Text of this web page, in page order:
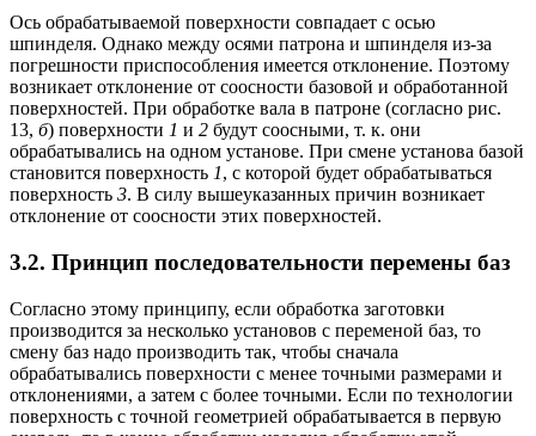
Ось обрабатываемой поверхности совпадает с осью
шпинделя. Однако между осями патрона и шпинделя из-за
погрешности приспособления имеется отклонение. Поэтому
возникает отклонение от соосности базовой и обработанной
поверхностей. При обработке вала в патроне (согласно рис.
13, б) поверхности 1 и 2 будут соосными, т. к. они
обрабатывались на одном установе. При смене установа базой
становится поверхность 1, с которой будет обрабатываться
поверхность 3. В силу вышеуказанных причин возникает
отклонение от соосности этих поверхностей.
3.2. Принцип последовательности перемены баз
Согласно этому принципу, если обработка заготовки
производится за несколько установов с переменой баз, то
смену баз надо производить так, чтобы сначала
обрабатывались поверхности с менее точными размерами и
отклонениями, а затем с более точными. Если по технологии
поверхность с точной геометрией обрабатывается в первую